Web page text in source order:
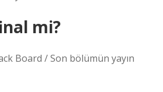
mi?
Board / Son bölümün yayın